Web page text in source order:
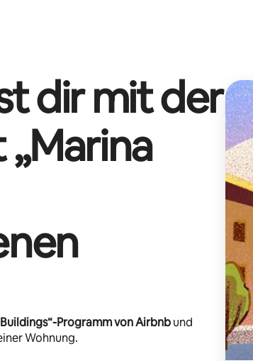
dir mit der
Marina
Programm von Airbnbund
Wohnung.